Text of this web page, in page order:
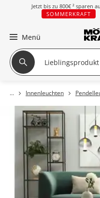
Jetzt bis zu 800€ ² sparen
SOMMERKRAFT
Menü
Innenleuchten